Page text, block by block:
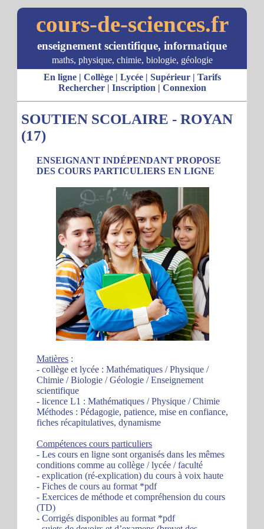
cours-de-sciences.fr
enseignement scientifique, informatique
maths, physique, chimie, biologie, géologie
En ligne| Collège| Lycée| Supérieur| Tarifs
Rechercher| Inscription | Connexion
SOUTIEN SCOLAIRE - ROYAN
(17)
ENSEIGNANT INDÉPENDANT PROPOSE
DES COURS PARTICULIERS EN LIGNE
Matières :
- collège et lycée : Mathématiques / Physique /
Chimie / Biologie / Géologie / Enseignement
scientifique
- licence L1 : Mathématiques / Physique / Chimie
Méthodes : Pédagogie, patience, mise en confiance,
fiches récapitulatives, dynamisme
Compétences cours particuliers
- Les cours en ligne sont organisés dans les mêmes
conditions comme au collège / lycée / faculté
- explication (ré-explication) du cours à voix haute
- Fiches de cours au format *pdf
- Exercices de méthode et compréhension du cours
(TD)
- Corrigés disponibles au format *pdf